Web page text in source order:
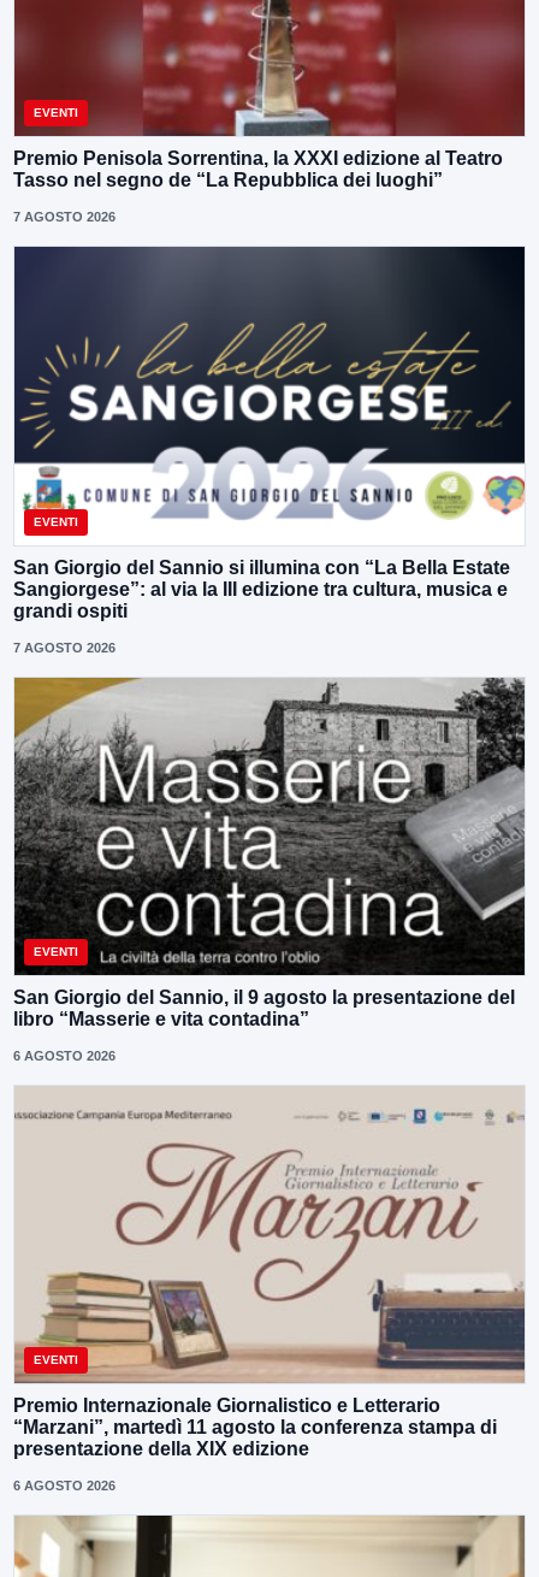
EVENTI
Premio Penisola Sorrentina, la XXXI edizione al Teatro
Tasso nel segno de “La Repubblica dei luoghi”
7 AGOSTO 2026
EVENTI
San Giorgio del Sannio si illumina con “La Bella Estate
Sangiorgese”: al via la III edizione tra cultura, musica e
grandi ospiti
7 AGOSTO 2026
EVENTI
San Giorgio del Sannio, il 9 agosto la presentazione del
libro “Masserie e vita contadina”
6 AGOSTO 2026
EVENTI
Premio Internazionale Giornalistico e Letterario
“Marzani”, martedì 11 agosto la conferenza stampa di
presentazione della XIX edizione
6 AGOSTO 2026